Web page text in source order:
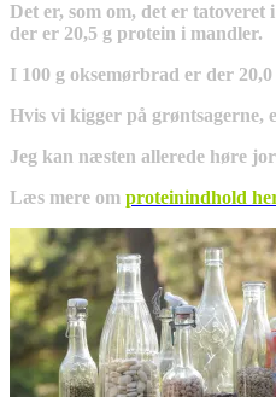
Det er, som om, det er
der er 20,5 g protein i mandler.
I 100 g oksemørbrad er der
Hvis vi kigger på grøntsagerne,
Jeg kan næsten allerede høre
Læs mere om proteinindhold